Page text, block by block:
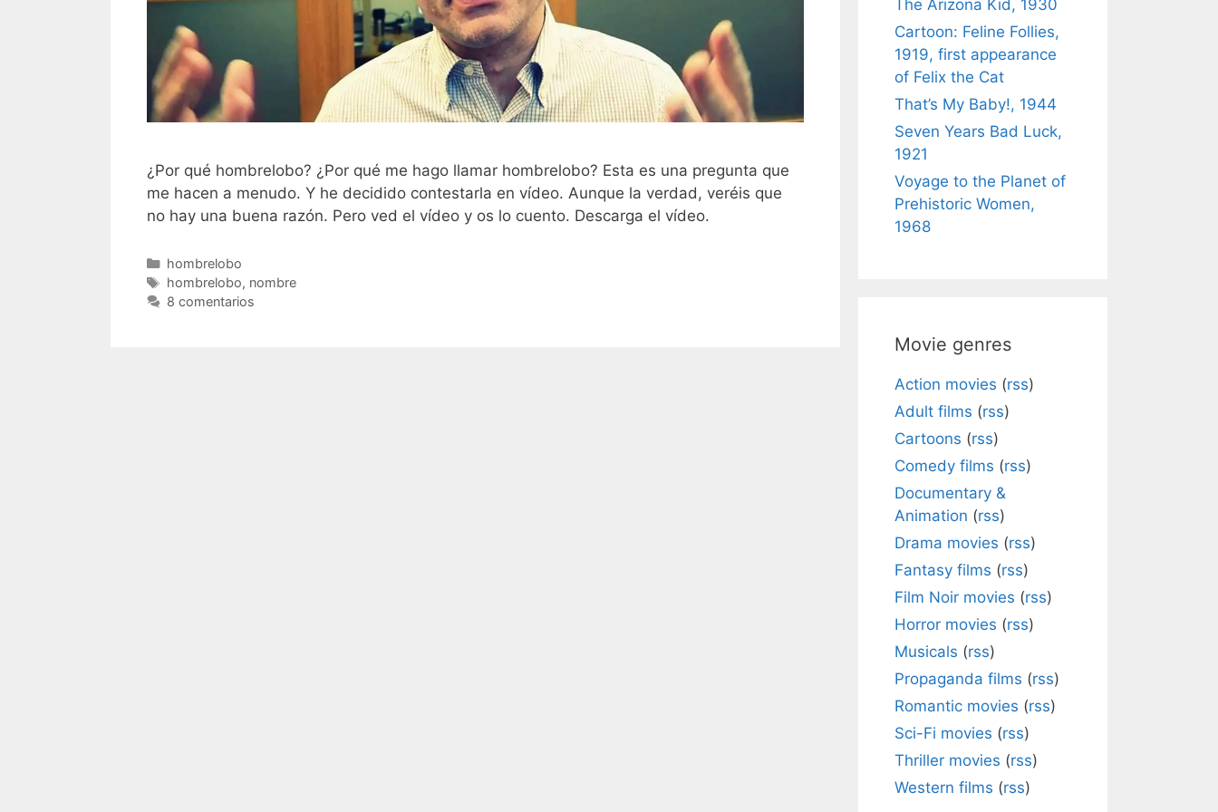
¿Por qué hombrelobo? ¿Por qué me hago llamar hombrelobo? Esta es una pregunta que
me hacen a menudo. Y he decidido contestarla en vídeo. Aunque la verdad, veréis que
no hay una buena razón. Pero ved el vídeo y os lo cuento. Descarga el vídeo.
Categorías
hombrelobo
Etiquetas
hombrelobo, nombre
8 comentarios
The Arizona Kid, 1930
Cartoon: Feline Follies,
1919, first appearance
of Felix the Cat
That’s My Baby!, 1944
Seven Years Bad Luck,
1921
Voyage to the Planet of
Prehistoric Women,
1968
Movie genres
Action movies (rss)
Adult films (rss)
Cartoons (rss)
Comedy films (rss)
Documentary &
Animation (rss)
Drama movies (rss)
Fantasy films (rss)
Film Noir movies (rss)
Horror movies (rss)
Musicals (rss)
Propaganda films (rss)
Romantic movies (rss)
Sci-Fi movies (rss)
Thriller movies (rss)
Western films (rss)